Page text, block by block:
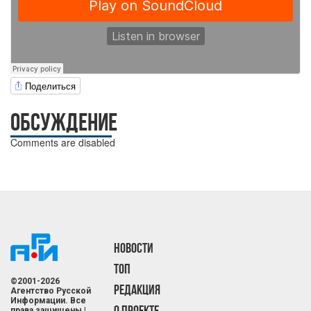
Поделиться
ОБСУЖДЕНИЕ
Comments are disabled
©2001-2026
Агентство Русской
Информации. Все
НОВОСТИ
ТОП
РЕДАКЦИЯ